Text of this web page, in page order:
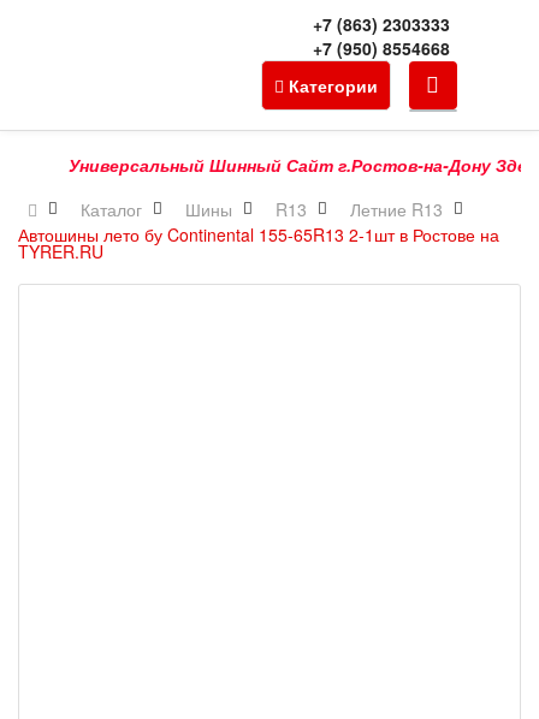
+7 (863) 2303333
+7 (950) 8554668
Категории
Универсальный Шинный Сайт г.Ростов-на-Дону
Каталог
Шины R13
Летние R13
Автошины лето бу Continental 155-65R13 2-1шт в Ростове на
TYRER.RU